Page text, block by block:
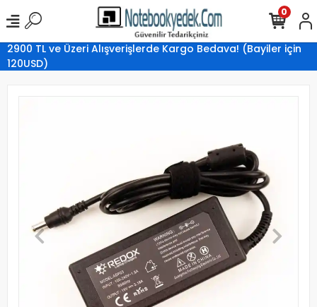
2900 TL ve Üzeri Alışverişlerde Kargo Bedava! (Bayiler için
120USD)
0